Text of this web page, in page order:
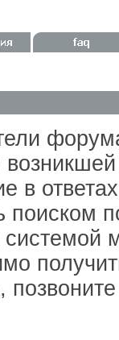
в
поиском